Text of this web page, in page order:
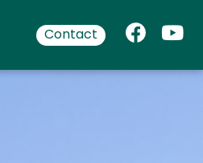
Contact